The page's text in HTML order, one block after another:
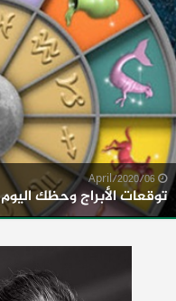
توقعات الأبراج وحظك اليوم